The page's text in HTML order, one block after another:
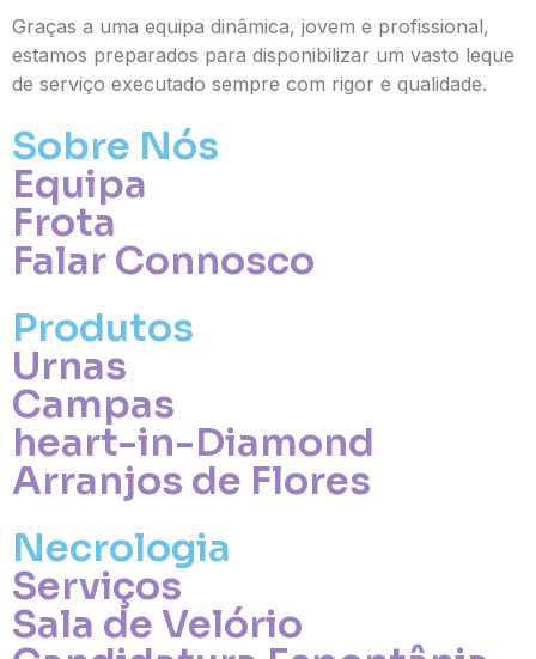
Graças a uma equipa dinâmica, jovem e profissional,
estamos preparados para disponibilizar um vasto leque
de serviço executado sempre com rigor e qualidade.
Sobre Nós
Equipa
Frota
Falar Connosco
Produtos
Urnas
Campas
heart-in-Diamond
Arranjos de Flores
Necrologia
Serviços
Sala de Velório